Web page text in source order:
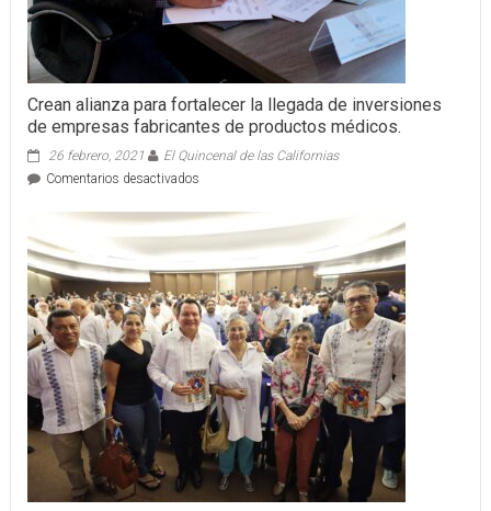
Crean alianza para fortalecer la llegada de inversiones
de empresas fabricantes de productos médicos.
26 febrero, 2021
El Quincenal de las Californias
Comentarios desactivadosen
alianza
para
fortalecer
la
llegada
de
inversiones
de
empresas
fabricantes
de
productos
médicos.